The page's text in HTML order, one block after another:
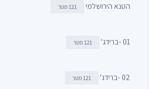
הטנא הירושלמי 121 מטר
01 -ברידג' 121 מטר
02 -ברידג' 121 מטר